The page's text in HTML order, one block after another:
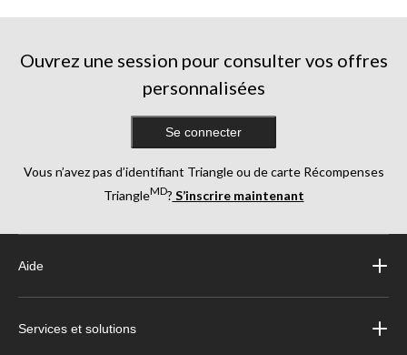
Ouvrez une session pour consulter vos offres
personnalisées
Se connecter
Vous n’avez pas d’identifiant Triangle ou de carte Récompenses
TriangleMD? S’inscrire maintenant
Aide
Services et solutions